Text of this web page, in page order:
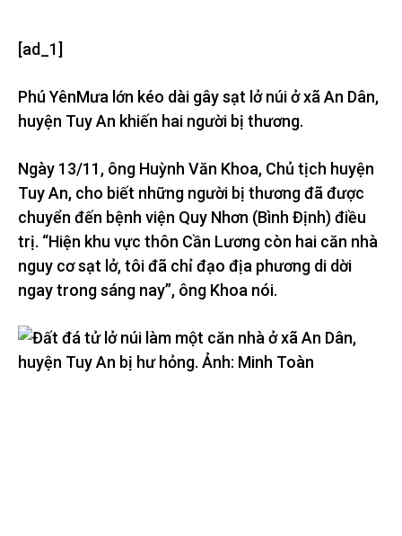
[ad_1]
Phú YênMưa lớn kéo dài gây sạt lở núi ở xã An Dân,
huyện Tuy An khiến hai người bị thương.
Ngày 13/11, ông Huỳnh Văn Khoa, Chủ tịch huyện
Tuy An, cho biết những người bị thương đã được
chuyển đến bệnh viện Quy Nhơn (Bình Định) điều
trị. “Hiện khu vực thôn Cần Lương còn hai căn nhà
nguy cơ sạt lở, tôi đã chỉ đạo địa phương di dời
ngay trong sáng nay”, ông Khoa nói.